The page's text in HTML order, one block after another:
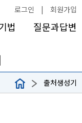
로그인 | 회원가입
법 질문과답변
출처생성기